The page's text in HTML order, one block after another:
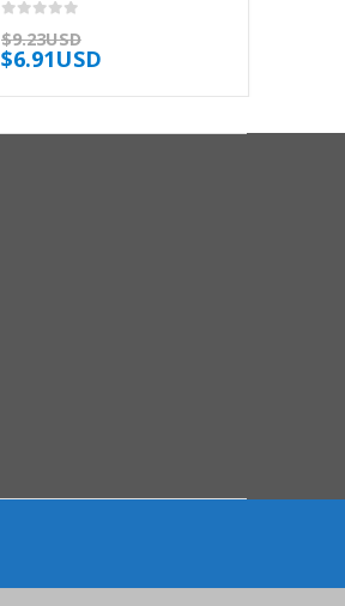
$9.23USD
$6.91USD